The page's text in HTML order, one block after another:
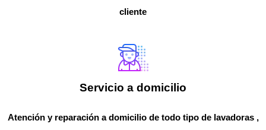
cliente
Servicio a domicilio
Atención y reparación a domicilio de todo tipo de lavadoras ,